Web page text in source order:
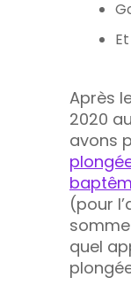
Après
2020
avons
(pour
quel